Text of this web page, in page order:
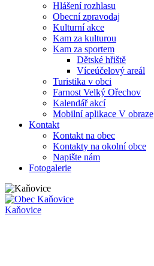
Hlášení rozhlasu
Obecní zpravodaj
Kulturní akce
Kam za kulturou
Kam za sportem
Dětské hřiště
Víceúčelový areál
Turistika v obci
Farnost Velký Ořechov
Kalendář akcí
Mobilní aplikace V obraze
Kontakt
Kontakt na obec
Kontakty na okolní obce
Napište nám
Fotogalerie
Kaňovice